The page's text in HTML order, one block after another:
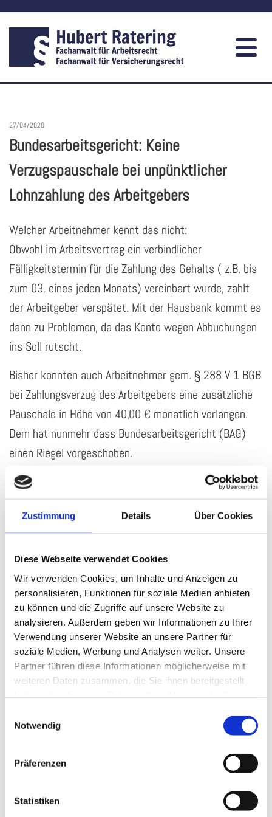
Zustimmung Details Über Cookies
Diese Webseite verwendet Cookies
Wir verwenden Cookies, um Inhalte und Anzeigen zu
personalisieren, Funktionen für soziale Medien anbieten
zu können und die Zugriffe auf unsere Website zu
analysieren. Außerdem geben wir Informationen zu Ihrer
Verwendung unserer Website an unsere Partner für
soziale Medien, Werbung und Analysen weiter. Unsere
Partner führen diese Informationen möglicherweise mit
weiteren Daten zusammen, die Sie ihnen bereitgestellt
Notwendig
Präferenzen
Statistiken
27/04/2020
Bundesarbeitsgericht: Keine
Verzugspauschale bei unpünktlicher
Lohnzahlung des Arbeitgebers
Welcher Arbeitnehmer kennt das nicht:
Obwohl im Arbeitsvertrag ein verbindlicher
Fälligkeitstermin für die Zahlung des Gehalts ( z.B. bis
zum 03. eines jeden Monats) vereinbart wurde, zahlt
der Arbeitgeber verspätet. Mit der Hausbank kommt es
dann zu Problemen, da das Konto wegen Abbuchungen
ins Soll rutscht.
Bisher konnten auch Arbeitnehmer gem. § 288 V 1 BGB
bei Zahlungsverzug des Arbeitgebers eine zusätzliche
Pauschale in Höhe von 40,00 € monatlich verlangen.
Dem hat nunmehr dass Bundesarbeitsgericht (BAG)
einen Riegel vorgeschoben.
Nach einem Urteil des BAG vom 25. 09. 2018 – AZ. 8
AZR 26/18 hat ein Arbeitnehmer gegenüber seinem
Arbeitgeber keinen Anspruch auf Zahlung der
Verzugspauschale in Höhe von 40,00 €, wenn der
arbeitsgerichtlichen Sonderregelung des § 12 a I 1
ArbGG, der einen Kostenerstattungsanspruch sowie
einen materiell – rechtlichen Erstattungsanspruch in
der ersten Instanz ausschließt.
Ob diese Rechtsauffassung richtig ist, werden
vielleicht letztendlich das Bundesverfassungsgericht
Sobald es dazu Neuigkeiten gibt, informiere ich Sie.
Sie sich gerne mit Herrn RA Hubert Ratering –